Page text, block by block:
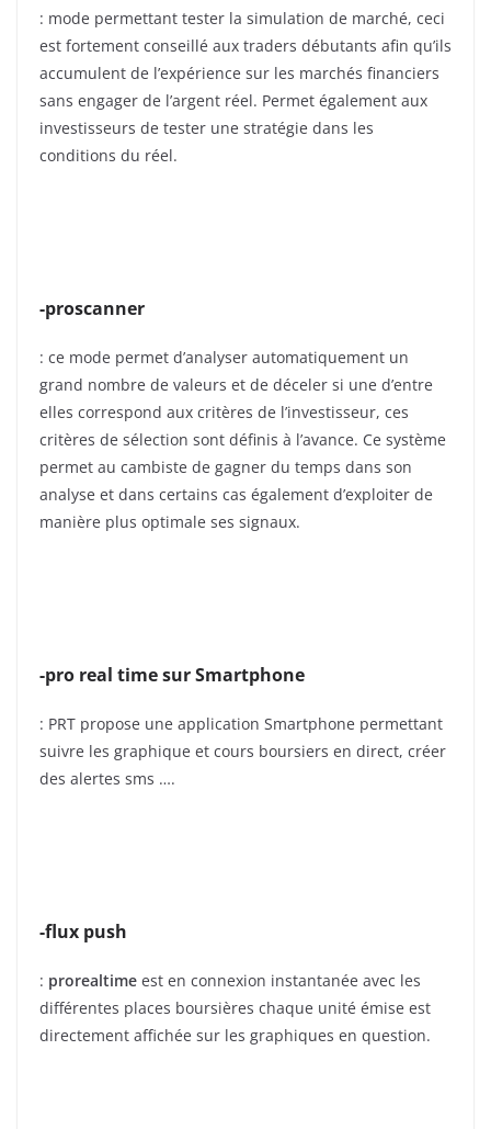
: mode permettant tester la simulation de marché, ceci
est fortement conseillé aux traders débutants afin qu’ils
accumulent de l’expérience sur les marchés financiers
sans engager de l’argent réel. Permet également aux
investisseurs de tester une stratégie dans les
conditions du réel.
-proscanner
: ce mode permet d’analyser automatiquement un
grand nombre de valeurs et de déceler si une d’entre
elles correspond aux critères de l’investisseur, ces
critères de sélection sont définis à l’avance. Ce système
permet au cambiste de gagner du temps dans son
analyse et dans certains cas également d’exploiter de
manière plus optimale ses signaux.
-pro real time sur Smartphone
: PRT propose une application Smartphone permettant
suivre les graphique et cours boursiers en direct, créer
des alertes sms ….
-flux push
: prorealtime est en connexion instantanée avec les
différentes places boursières chaque unité émise est
directement affichée sur les graphiques en question.